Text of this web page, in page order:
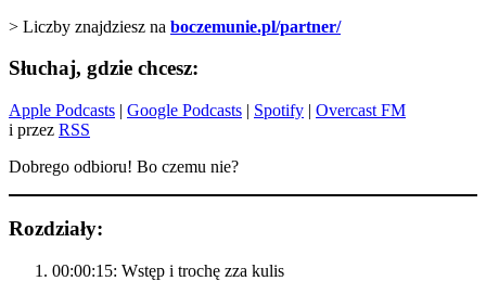
> Liczby znajdziesz na boczemunie.pl/partner/
Słuchaj, gdzie chcesz:
Apple Podcasts | Google Podcasts | Spotify | Overcast FM
i przez RSS
Dobrego odbioru! Bo czemu nie?
Rozdziały:
00:00:15: Wstęp i trochę zza kulis